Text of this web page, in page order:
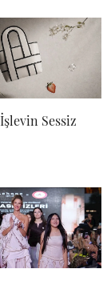
Sessiz